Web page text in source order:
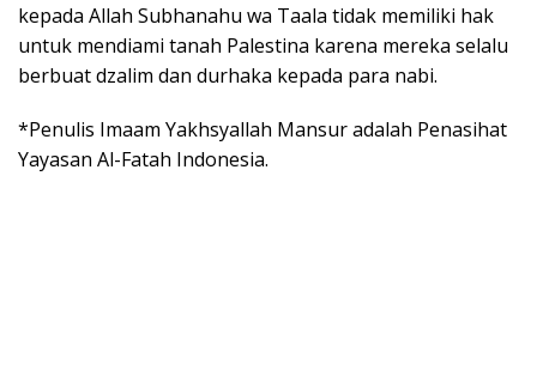
kepada Allah Subhanahu wa Taala tidak memiliki hak
untuk mendiami tanah Palestina karena mereka selalu
berbuat dzalim dan durhaka kepada para nabi.
*Penulis Imaam Yakhsyallah Mansur adalah Penasihat
Yayasan Al-Fatah Indonesia.